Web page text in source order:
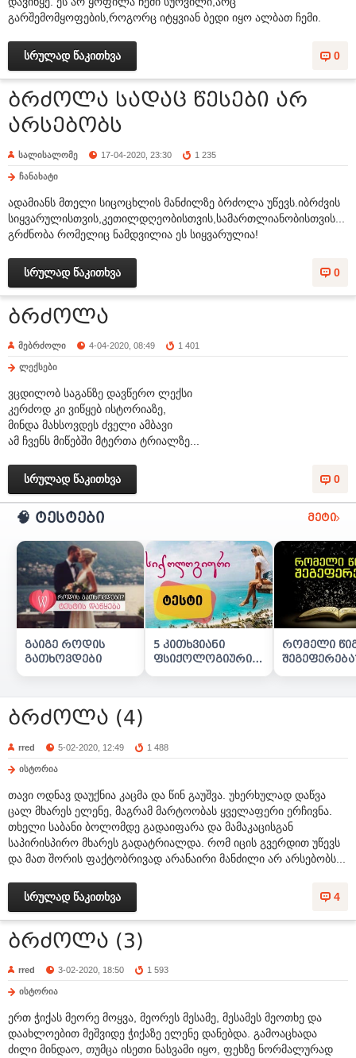
გარშემომყოფების,როგორც იტყვიან ბედი იყო ალბათ ჩემი.
0
სრულად წაკითხვა
ბრძოლა სადაც წესები არ
არსებობს
სალისალომე 17-04-2020, 23:30 1 235
ჩანახატი
ადამიანს მთელი სიცოცხლის მანძილზე ბრძოლა უწევს.იბრძვის
სიყვარულისთვის,კეთილდღეობისთვის,სამართლიანობისთვის...
გრძნობა რომელიც ნამდვილია ეს სიყვარულია!
0
სრულად წაკითხვა
ბრძოლა
მებრძოლი 4-04-2020, 08:49 1 401
ლექსები
ვცდილობ საგანზე დავწერო ლექსი
კერძოდ კი ვიწყებ ისტორიაზე,
მინდა მახსოვდეს ძველი ამბავი
ამ ჩვენს მიწებში მტერთა ტრიალზე...
0
სრულად წაკითხვა
🧠 ტესტები მეტი
გაიგე როდის
გათხოვდები
5 კითხვიანი
ფსიქოლოგიური
რომელი
ბრძოლა (4)
rred 5-02-2020, 12:49 1 488
ისტორია
თავი ოდნავ დაუქნია კაცმა და წინ გაუშვა. უხერხულად დაწვა
ცალ მხარეს ელენე, მაგრამ მარტოობას ყველაფერი ერჩივნა.
თხელი საბანი ბოლომდე გადაიფარა და მამაკაცისგან
საპირისპირო მხარეს გადატრიალდა. რომ იცის გვერდით უწევს
და მათ შორის ფაქტობრივად არანაირი მანძილი არ არსებობს...
4
სრულად წაკითხვა
ბრძოლა (3)
rred 3-02-2020, 18:50 1 593
ისტორია
ერთ ჭიქას მეორე მოყვა, მეორეს მესამე, მესამეს მეოთხე და
დაახლოებით მეშვიდე ჭიქაზე ელენე დანებდა. გამოაცხადა
ძილი მინდაო, თუმცა ისეთი ნასვამი იყო, ფეხზე ნორმალურად